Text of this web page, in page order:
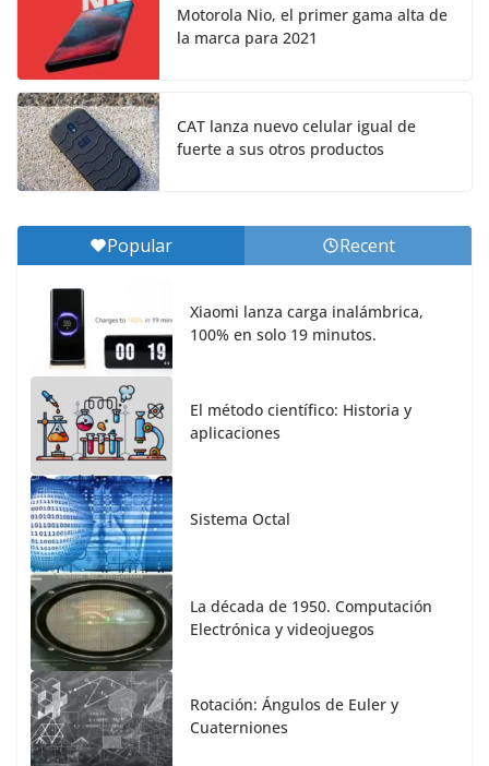
Motorola Nio, el primer gama alta de
la marca para 2021
CAT lanza nuevo celular igual de
fuerte a sus otros productos
Popular Recent
Xiaomi lanza carga inalámbrica,
100% en solo 19 minutos.
El método científico: Historia y
aplicaciones
Sistema Octal
La década de 1950. Computación
Electrónica y videojuegos
Rotación: Ángulos de Euler y
Cuaterniones